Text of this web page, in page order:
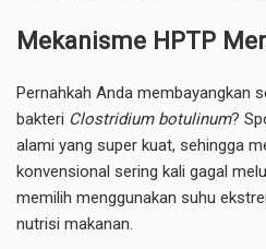
Mekanisme HPTP
Pernahkah Anda membayangkan
bakteri Clostridium botulinum?
alami yang super kuat, sehingga
konvensional sering kali gagal
memilih menggunakan suhu
nutrisi makanan.